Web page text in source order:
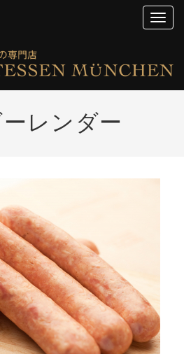
レンダー